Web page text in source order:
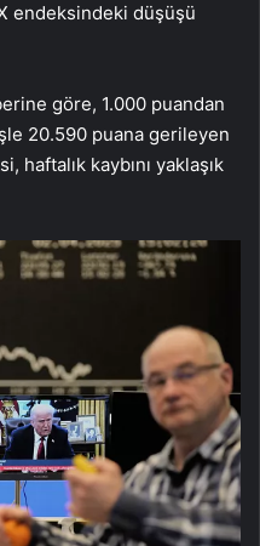
endeksindeki düşüşü
göre, 1.000 puandan
20.590 puana gerileyen
haftalık kaybını yaklaşık